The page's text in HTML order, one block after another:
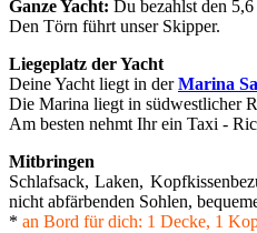
Ganze Yacht: Du bezahlst den
Den Törn führt unser Skipper.
Liegeplatz der Yacht
Deine Yacht liegt in derMarina
Die Marina liegt in südwestlicher
Am besten nehmt Ihr ein Taxi -
Mitbringen
Schlafsack, Laken,
nicht abfärbenden Sohlen,
* an Bord für dich: 1 Decke, 1